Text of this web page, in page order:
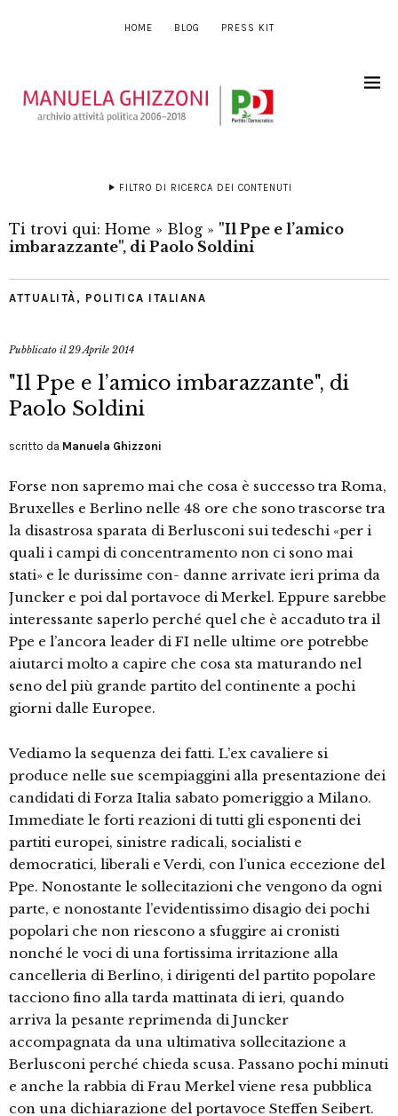
HOME BLOG PRESS KIT
FILTRO DI RICERCA DEI CONTENUTI
Ti trovi qui: Home » Blog » "Il Ppe e l’amico
imbarazzante", di Paolo Soldini
ATTUALITÀ , POLITICA ITALIANA
Pubblicato il29 Aprile 2014
"Il Ppe e l’amico imbarazzante", di
Paolo Soldini
scritto da Manuela Ghizzoni
Forse non sapremo mai che cosa è successo tra Roma,
Bruxelles e Berlino nelle 48 ore che sono trascorse tra
la disastrosa sparata di Berlusconi sui tedeschi «per i
quali i campi di concentramento non ci sono mai
stati» e le durissime con- danne arrivate ieri prima da
Juncker e poi dal portavoce di Merkel. Eppure sarebbe
interessante saperlo perché quel che è accaduto tra il
Ppe e l’ancora leader di FI nelle ultime ore potrebbe
aiutarci molto a capire che cosa sta maturando nel
seno del più grande partito del continente a pochi
giorni dalle Europee.
Vediamo la sequenza dei fatti. L’ex cavaliere si
produce nelle sue scempiaggini alla presentazione dei
candidati di Forza Italia sabato pomeriggio a Milano.
Immediate le forti reazioni di tutti gli esponenti dei
partiti europei, sinistre radicali, socialisti e
democratici, liberali e Verdi, con l’unica eccezione del
Ppe. Nonostante le sollecitazioni che vengono da ogni
parte, e nonostante l’evidentissimo disagio dei pochi
popolari che non riescono a sfuggire ai cronisti
nonché le voci di una fortissima irritazione alla
cancelleria di Berlino, i dirigenti del partito popolare
tacciono fino alla tarda mattinata di ieri, quando
arriva la pesante reprimenda di Juncker
accompagnata da una ultimativa sollecitazione a
Berlusconi perché chieda scusa. Passano pochi minuti
e anche la rabbia di Frau Merkel viene resa pubblica
con una dichiarazione del portavoce Steffen Seibert.